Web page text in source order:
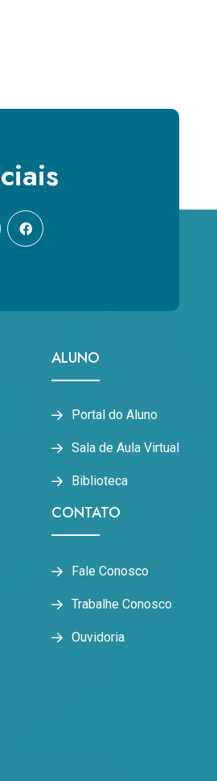
ALUNO
Portal do Aluno
Sala de Aula Virtual
Biblioteca
CONTATO
Fale Conosco
Trabalhe Conosco
Ouvidoria